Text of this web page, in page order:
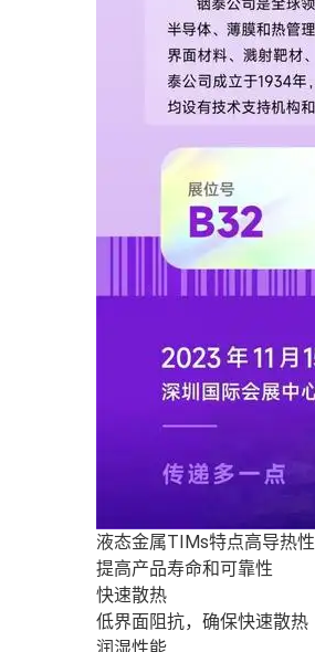
液态金属TIMs特点高导热性
提高产品寿命和可靠性
快速散热
低界面阻抗，确保快速散热